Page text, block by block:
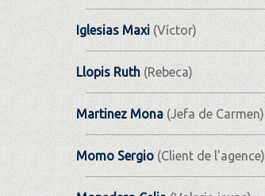
Iglesias Maxi (Víctor)
Llopis Ruth (Rebeca)
Martinez Mona (Jefa de Carmen)
Momo Sergio(Client de l'agence)